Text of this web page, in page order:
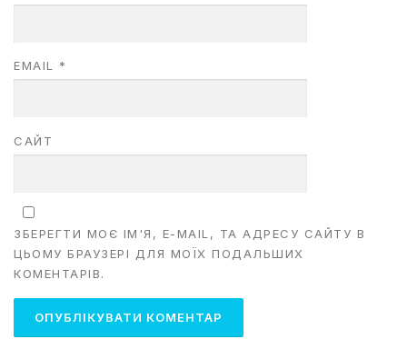
EMAIL *
САЙТ
ЗБЕРЕГТИ МОЄ ІМ'Я, E-MAIL, ТА АДРЕСУ САЙТУ В
ЦЬОМУ БРАУЗЕРІ ДЛЯ МОЇХ ПОДАЛЬШИХ
КОМЕНТАРІВ.